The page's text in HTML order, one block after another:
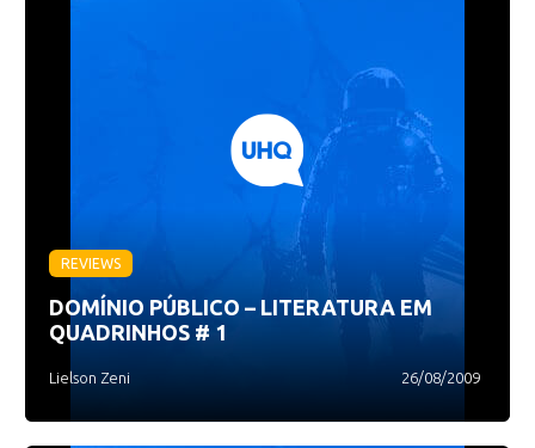
REVIEWS
DOMÍNIO PÚBLICO – LITERATURA EM
QUADRINHOS # 1
Lielson Zeni 26/08/2009